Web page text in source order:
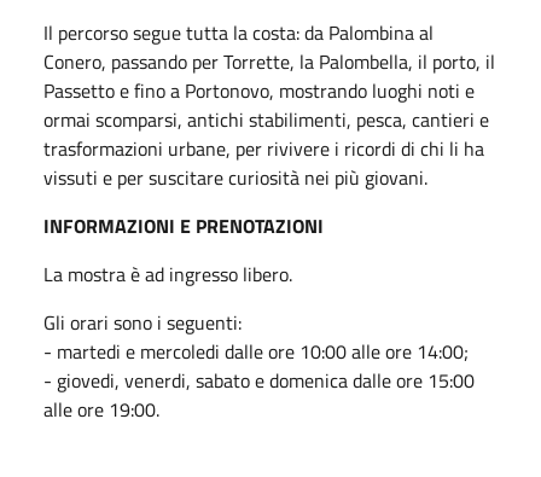
Il percorso segue tutta la costa: da Palombina al
Conero, passando per Torrette, la Palombella, il porto, il
Passetto e fino a Portonovo, mostrando luoghi noti e
ormai scomparsi, antichi stabilimenti, pesca, cantieri e
trasformazioni urbane, per rivivere i ricordi di chi li ha
vissuti e per suscitare curiosità nei più giovani.
INFORMAZIONI E PRENOTAZIONI
La mostra è ad ingresso libero.
Gli orari sono i seguenti:
- martedi e mercoledi dalle ore 10:00 alle ore 14:00;
- giovedi, venerdi, sabato e domenica dalle ore 15:00
alle ore 19:00.